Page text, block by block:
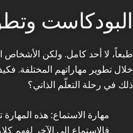
البودكاست
طبعاً، لا أحد كامل. ولكن
خلال تطوير مهاراتهم المختلفة.
ذلك في رحلة التعلّم الذاتي؟
مهارة الاستماع: هذه